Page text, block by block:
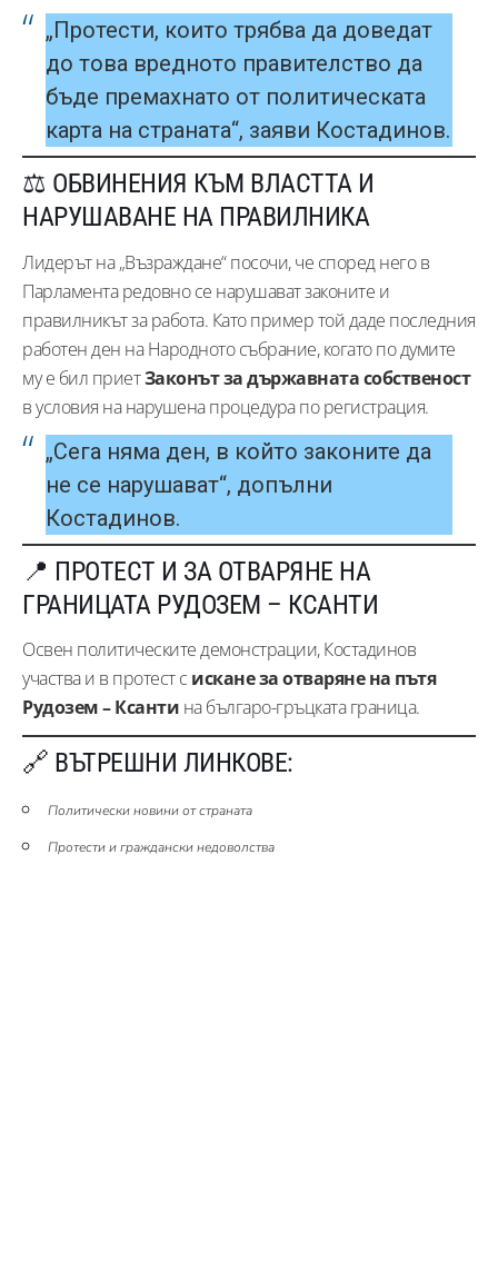
„Протести, които трябва да доведат
до това вредното правителство да
бъде премахнато от политическата
карта на страната“, заяви Костадинов.
⚖️ ОБВИНЕНИЯ КЪМ ВЛАСТТА И
НАРУШАВАНЕ НА ПРАВИЛНИКА
Лидерът на „Възраждане“ посочи, че според него в
Парламента редовно се нарушават законите и
правилникът за работа. Като пример той даде последния
работен ден на Народното събрание, когато по думите
му е бил приетЗаконът за държавната собственост
в условия на нарушена процедура по регистрация.
„Сега няма ден, в който законите да
не се нарушават“, допълни
Костадинов.
📍 ПРОТЕСТ И ЗА ОТВАРЯНЕ НА
ГРАНИЦАТА РУДОЗЕМ – КСАНТИ
Освен политическите демонстрации, Костадинов
участва и в протест с искане за отваряне на пътя
Рудозем – Ксанти на българо-гръцката граница.
🔗 ВЪТРЕШНИ ЛИНКОВЕ:
Политически новини от страната
Протести и граждански недоволства